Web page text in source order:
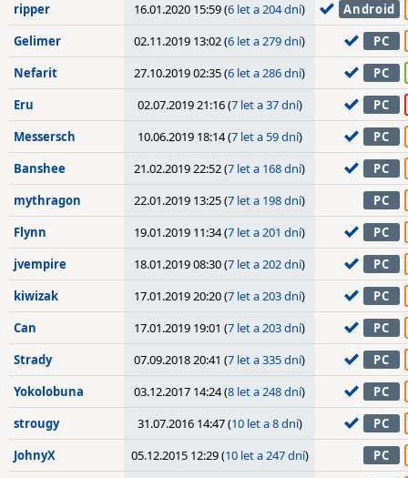
ripper
16.01.2020 15:59 (6 let a 204 dní)
Android
Gelimer
02.11.2019 13:02 (6 let a 279 dní)
PC
Nefarit
27.10.2019 02:35 (6 let a 286 dní)
PC
Eru
02.07.2019 21:16 (7 let a 37 dní)
PC
Messersch
10.06.2019 18:14 (7 let a 59 dní)
PC
Banshee
21.02.2019 22:52 (7 let a 168 dní)
PC
mythragon
22.01.2019 13:25 (7 let a 198 dní)
PC
Flynn
19.01.2019 11:34 (7 let a 201 dní)
PC
jvempire
18.01.2019 08:30 (7 let a 202 dní)
PC
kiwizak
17.01.2019 20:20 (7 let a 203 dní)
PC
Can
17.01.2019 19:01 (7 let a 203 dní)
PC
Strady
07.09.2018 20:41 (7 let a 335 dní)
PC
Yokolobuna
03.12.2017 14:24 (8 let a 248 dní)
PC
strougy
31.07.2016 14:47 (10 let a 8 dní)
PC
JohnyX
05.12.2015 12:29 (10 let a 247 dní)
PC